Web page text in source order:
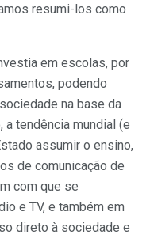
resumi-los como
em escolas, por
podendo
na base da
a tendência mundial (e
assumir o ensino,
de comunicação de
com que se
e TV, e também em
direto à sociedade e